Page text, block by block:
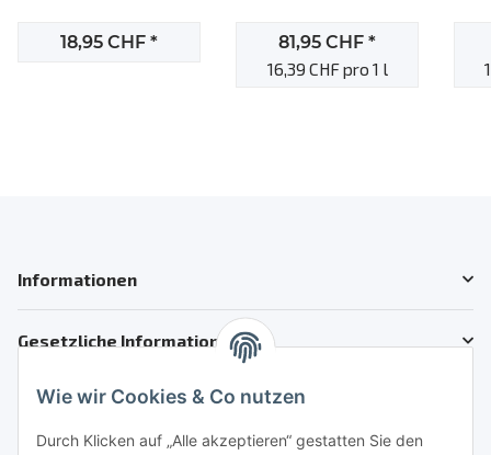
18,95 CHF *
5L Motoröl
81,95 CHF *
16,39 CHF pro 1 l
Informationen
Gesetzliche Informationen
Kundenservice
Telefon: +41 71 554 2740
Wie wir Cookies & Co nutzen
Durch Klicken auf „Alle akzeptieren“ gestatten Sie den